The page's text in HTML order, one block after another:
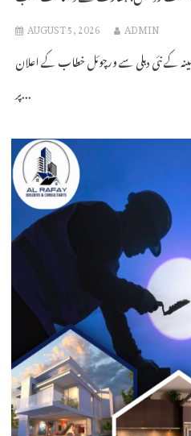
AUGUST 5, 2026 ADMIN
کے نئی دہلی سے ورچوئل خطاب کے اعلان
پر...